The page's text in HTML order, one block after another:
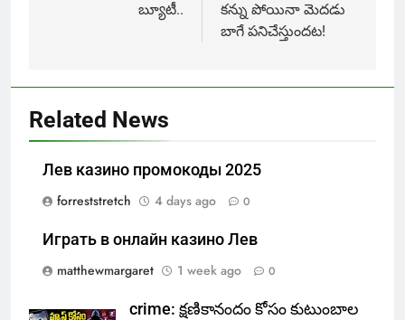
బ్యూటీ..
కన్ను పోయినా మెదడు
బాగే పనిచేస్తుందట!
Related News
Лев казино промокоды 2025
forreststretch
4 days ago 0
Играть в онлайн казино Лев
matthewmargaret
1 week ago 0
crime: క్షణికానందం కోసం కుటుంబాల